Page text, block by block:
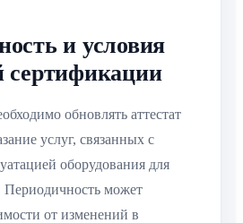
и условия
сертификации
обновлять аттестат
услуг, связанных с
оборудования для
может
от изменений в